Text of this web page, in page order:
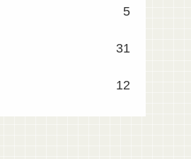
5
31
12